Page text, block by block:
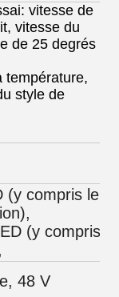
vitesse de
vitesse du
de 25 degrés
température,
style de
(y compris le
(y compris
48 V